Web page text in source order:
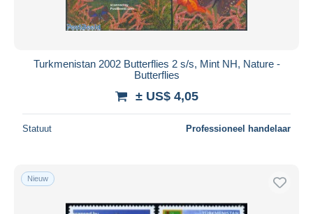
Turkmenistan 2002 Butterflies 2 s/s, Mint NH, Nature -
Butterflies
± US$ 4,05
Statuut Professioneel handelaar
Nieuw